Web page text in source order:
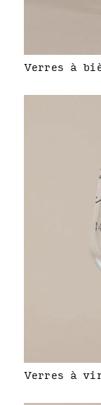
Verres à
Verres à